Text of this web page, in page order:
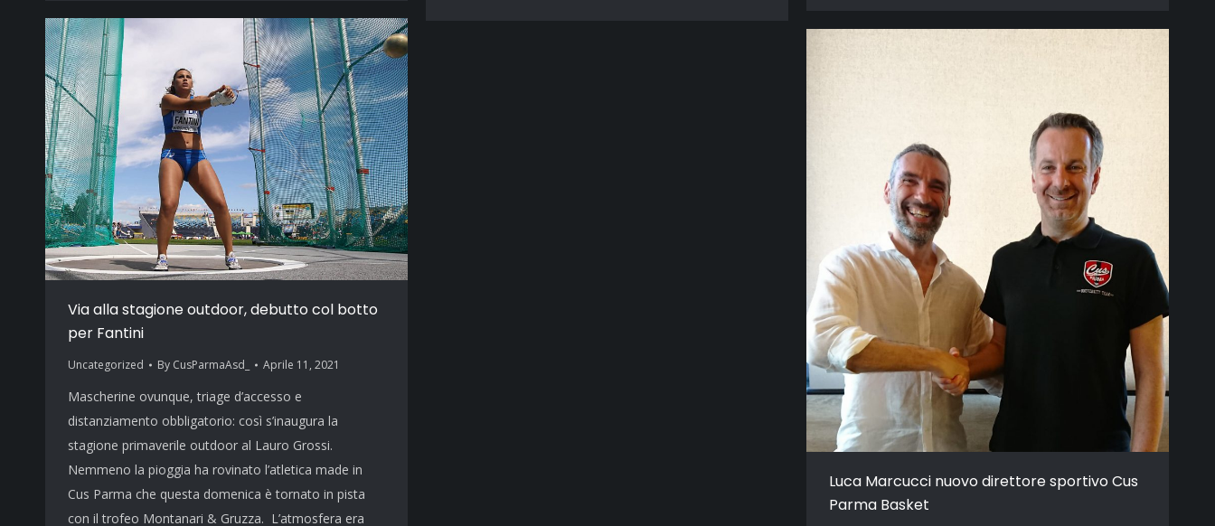
Via alla stagione outdoor, debutto col botto
per Fantini
Uncategorized By CusParmaAsd_ Aprile 11, 2021
Mascherine ovunque, triage d’accesso e
distanziamento obbligatorio: così s’inaugura la
stagione primaverile outdoor al Lauro Grossi.
Nemmeno la pioggia ha rovinato l’atletica made in
Cus Parma che questa domenica è tornato in pista
con il trofeo Montanari & Gruzza. L’atmosfera era
Luca Marcucci nuovo direttore sportivo Cus
Parma Basket